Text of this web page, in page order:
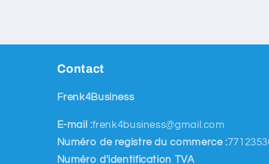
Contact
Frenk4Business
E-mail :frenk4business@gmail.com
Numéro de registre du commerce :
Numéro d'identification TVA